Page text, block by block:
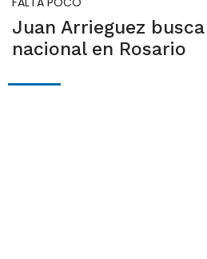
Juan Arrieguez
nacional en Rosario